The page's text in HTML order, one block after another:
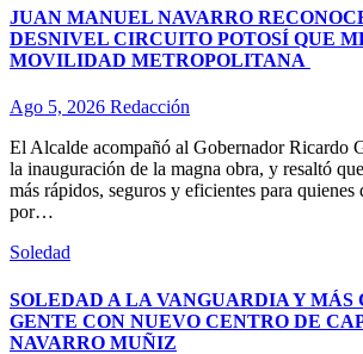
JUAN MANUEL NAVARRO
DESNIVEL CIRCUITO POTOSÍ QUE
MOVILIDAD METROPOLITANA
Ago 5, 2026 Redacción
El Alcalde acompañó al Gobernador Ricardo
la inauguración de la magna obra, y resaltó
más rápidos, seguros y eficientes para
por…
Soledad
SOLEDAD A LA VANGUARDIA Y MÁS
GENTE CON NUEVO CENTRO DE
NAVARRO MUÑIZ